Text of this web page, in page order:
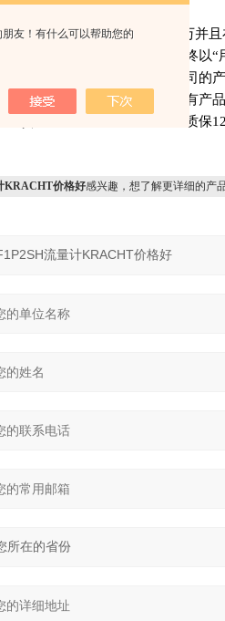
友！有什么可以帮助您的
价格好
司成立于2003年注册资本500万并
新创新，开发高科技产品，始终以
务满足用户的新要求。目前公司的
厂、液压系统等众多行业。所有产
货包邮，所有进口产品承诺质保12
KRACHT价格好感兴趣，想了解更详细的产